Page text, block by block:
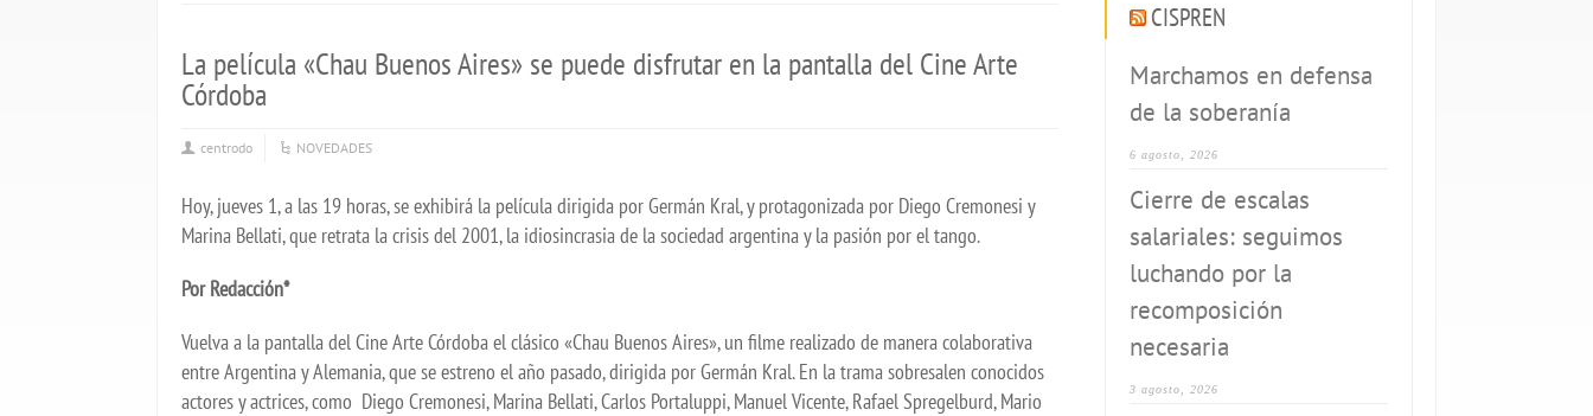
La película «Chau Buenos Aires» se puede disfrutar en la pantalla del Cine Arte
Córdoba
centrodo NOVEDADES
Hoy, jueves 1, a las 19 horas, se exhibirá la película dirigida por Germán Kral, y protagonizada por Diego Cremonesi y
Marina Bellati, que retrata la crisis del 2001, la idiosincrasia de la sociedad argentina y la pasión por el tango.
Por Redacción*
Vuelva a la pantalla del Cine Arte Córdoba el clásico «Chau Buenos Aires», un filme realizado de manera colaborativa
entre Argentina y Alemania, que se estreno el año pasado, dirigida por Germán Kral. En la trama sobresalen conocidos
actores y actrices, como Diego Cremonesi, Marina Bellati, Carlos Portaluppi, Manuel Vicente, Rafael Spregelburd, Mario
CISPREN
Marchamos en defensa
de la soberanía
6 agosto, 2026
Cierre de escalas
salariales: seguimos
luchando por la
recomposición
necesaria
3 agosto, 2026